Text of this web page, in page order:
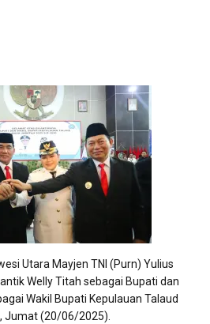
Utara Mayjen TNI (Purn) Yulius
Welly Titah sebagai Bupati dan
Wakil Bupati Kepulauan Talaud
Jumat (20/06/2025).